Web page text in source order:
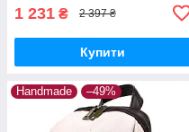
1 231 ₴ 2 397 ₴
Купити
Handmade –49%